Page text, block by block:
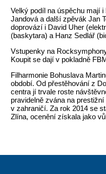
Velký podíl na úspěchu mají
Jandová a další zpěvák Jan
doprovází i David Uher
(baskytara) a Hanz Sedlář
Vstupenky na
Koupit se dají v pokladně
Filharmonie Bohuslava
období. Od přestěhování z
centra jí trvale roste
pravidelně zvána na
v zahraničí. Za rok 2014 se
Zlína, ocenění získala jako